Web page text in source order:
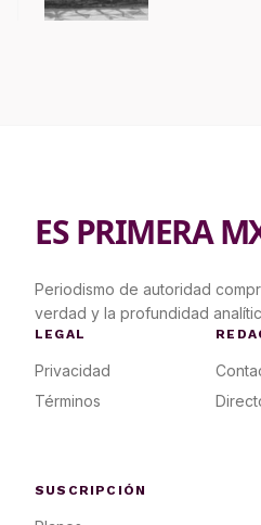
ES PRIMERA
Periodismo de autoridad
verdad y la profundidad
LEGAL
Privacidad
Términos
SUSCRIPCIÓN